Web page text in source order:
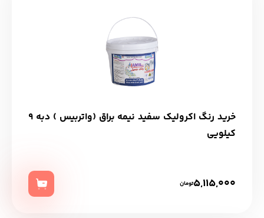
خرید رنگ اکرولیک سفید نیمه براق (واتربیس ) دبه 9
کیلویی
5,115,000تومان